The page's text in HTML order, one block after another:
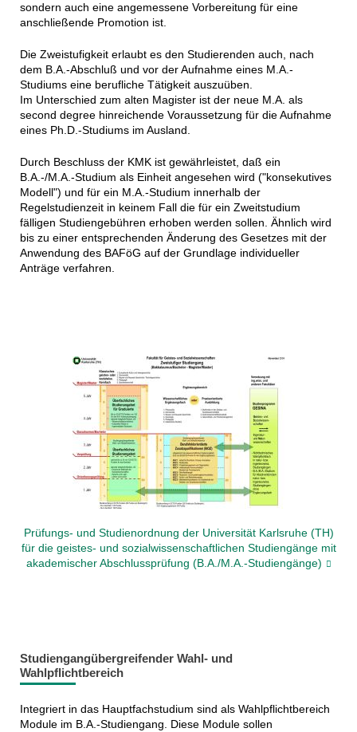
sondern auch eine angemessene Vorbereitung für eine
anschließende Promotion ist.
Die Zweistufigkeit erlaubt es den Studierenden auch, nach
dem B.A.-Abschluß und vor der Aufnahme eines M.A.-
Studiums eine berufliche Tätigkeit auszuüben.
Im Unterschied zum alten Magister ist der neue M.A. als
second degree hinreichende Voraussetzung für die Aufnahme
eines Ph.D.-Studiums im Ausland.
Durch Beschluss der KMK ist gewährleistet, daß ein
B.A.-/M.A.-Studium als Einheit angesehen wird ("konsekutives
Modell") und für ein M.A.-Studium innerhalb der
Regelstudienzeit in keinem Fall die für ein Zweitstudium
fälligen Studiengebühren erhoben werden sollen. Ähnlich wird
bis zu einer entsprechenden Änderung des Gesetzes mit der
Anwendung des BAFöG auf der Grundlage individueller
Anträge verfahren.
Prüfungs- und Studienordnung der Universität Karlsruhe (TH)
für die geistes- und sozialwissenschaftlichen Studiengänge mit
akademischer Abschlussprüfung (B.A./M.A.-Studiengänge)
Studiengangübergreifender Wahl- und
Wahlpflichtbereich
Integriert in das Hauptfachstudium sind als Wahlpflichtbereich
Module im B.A.-Studiengang. Diese Module sollen